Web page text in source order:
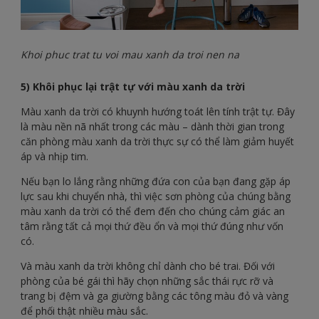
Khoi phuc trat tu voi mau xanh da troi nen na
5) Khôi phục lại trật tự với màu xanh da trời
Màu xanh da trời có khuynh hướng toát lên tính trật tự. Đây
là màu nền nã nhất trong các màu – dành thời gian trong
căn phòng màu xanh da trời thực sự có thể làm giảm huyết
áp và nhịp tim.
Nếu bạn lo lắng rằng những đứa con của bạn đang gặp áp
lực sau khi chuyển nhà, thì việc sơn phòng của chúng bằng
màu xanh da trời có thể đem đến cho chúng cảm giác an
tâm rằng tất cả mọi thứ đều ổn và mọi thứ đúng như vốn
có.
Và màu xanh da trời không chỉ dành cho bé trai. Đối với
phòng của bé gái thì hãy chọn những sắc thái rực rỡ và
trang bị đệm và ga giường bằng các tông màu đỏ và vàng
để phối thật nhiều màu sắc.